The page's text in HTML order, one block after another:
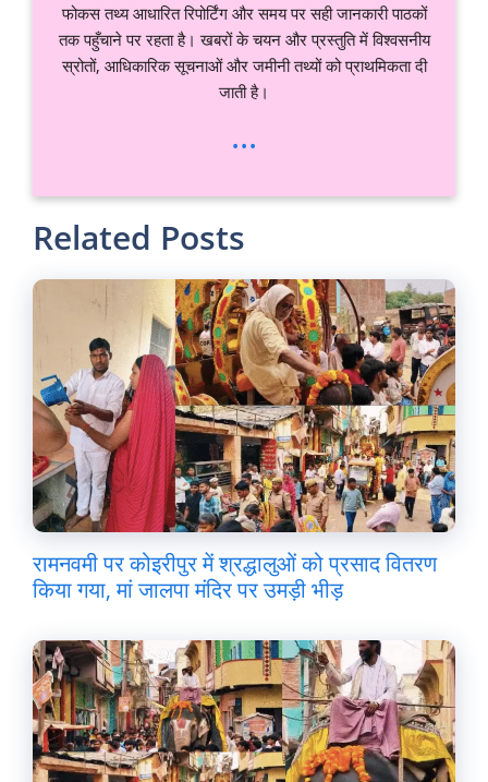
फोकस तथ्य आधारित रिपोर्टिंग और समय पर सही जानकारी पाठकों
तक पहुँचाने पर रहता है। खबरों के चयन और प्रस्तुति में विश्वसनीय
स्रोतों, आधिकारिक सूचनाओं और जमीनी तथ्यों को प्राथमिकता दी
जाती है।
...
Related Posts
रामनवमी पर कोइरीपुर में श्रद्धालुओं को प्रसाद वितरण
किया गया, मां जालपा मंदिर पर उमड़ी भीड़